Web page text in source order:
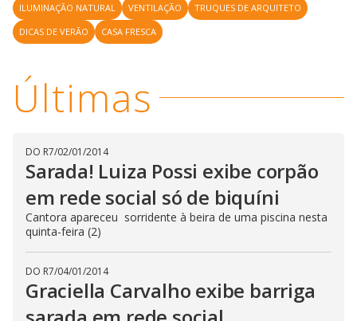
ILUMINAÇÃO NATURAL
VENTILAÇÃO
TRUQUES DE ARQUITETO
DICAS DE VERÃO
CASA FRESCA
Últimas
DO R7/02/01/2014
Sarada! Luiza Possi exibe corpão
em rede social só de biquíni
Cantora apareceu sorridente à beira de uma piscina nesta
quinta-feira (2)
DO R7/04/01/2014
Graciella Carvalho exibe barriga